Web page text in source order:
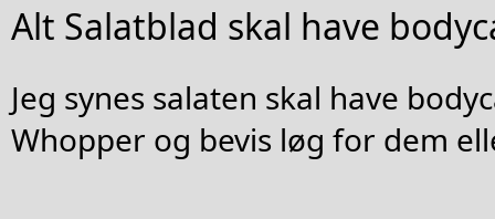
Alt Salatblad skal have
Jeg synes salaten skal have
Whopper og bevis løg for dem